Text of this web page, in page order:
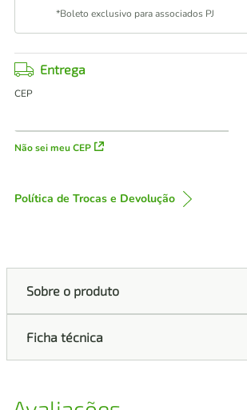
*Boleto exclusivo para associados PJ
Entrega
CEP
Não sei meu CEP
Política de Trocas e Devolução
Sobre o produto
Ficha técnica